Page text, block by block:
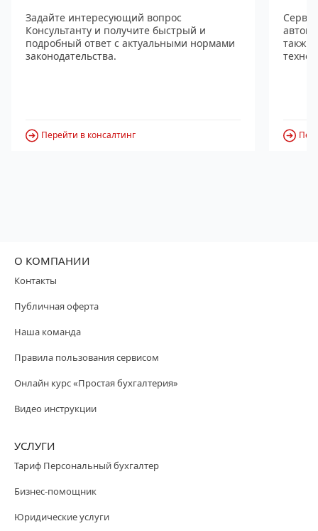
Задайте интересующий вопрос
Консультанту и получите быстрый и
подробный ответ с актуальными нормами
законодательства.
Перейти в консалтинг
также
О КОМПАНИИ
Контакты
Публичная оферта
Наша команда
Правила пользования сервисом
Онлайн курс «Простая бухгалтерия»
Видео инструкции
УСЛУГИ
Тариф Персональный бухгалтер
Бизнес-помощник
Юридические услуги